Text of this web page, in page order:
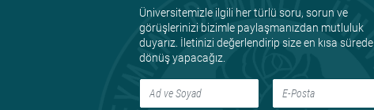
Üniversitemizle ilgili her türlü soru, sorun ve
görüşlerinizi bizimle paylaşmanızdan mutluluk
duyarız. İletinizi değerlendirip size en kısa sürede
dönüş yapacağız.